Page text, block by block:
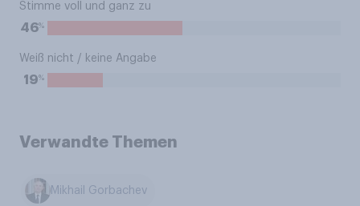
Stimme voll und ganz zu
46%
Weiß nicht / keine Angabe
19%
Verwandte Themen
Mikhail Gorbachev